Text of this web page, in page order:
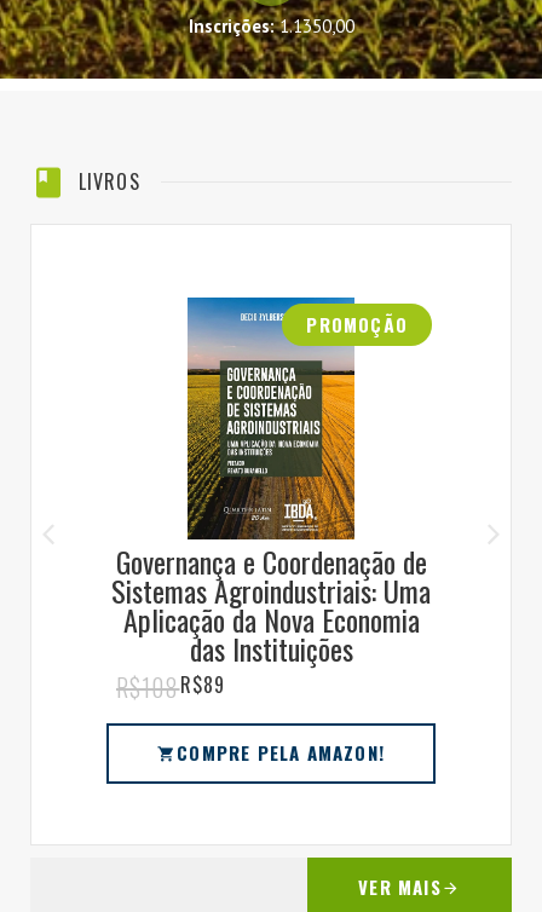
Inscrições:1.1350,00
LIVROS
Governança e Coordenação de
Sistemas Agroindustriais: Uma
Aplicação da Nova Economia
das Instituições
R$108R$89
PROMOÇÃO
COMPRE PELA AMAZON!
VER MAIS